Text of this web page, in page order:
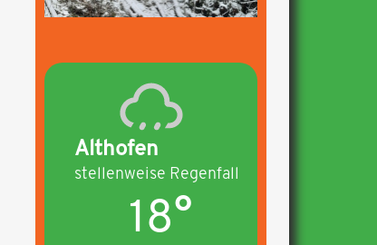
Althofen
stellenweise Regenfall
18°